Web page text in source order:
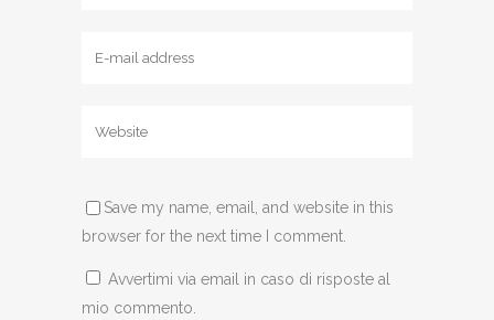
Save my name, email, and website in this
browser for the next time I comment.
Avvertimi via email in caso di risposte al
mio commento.